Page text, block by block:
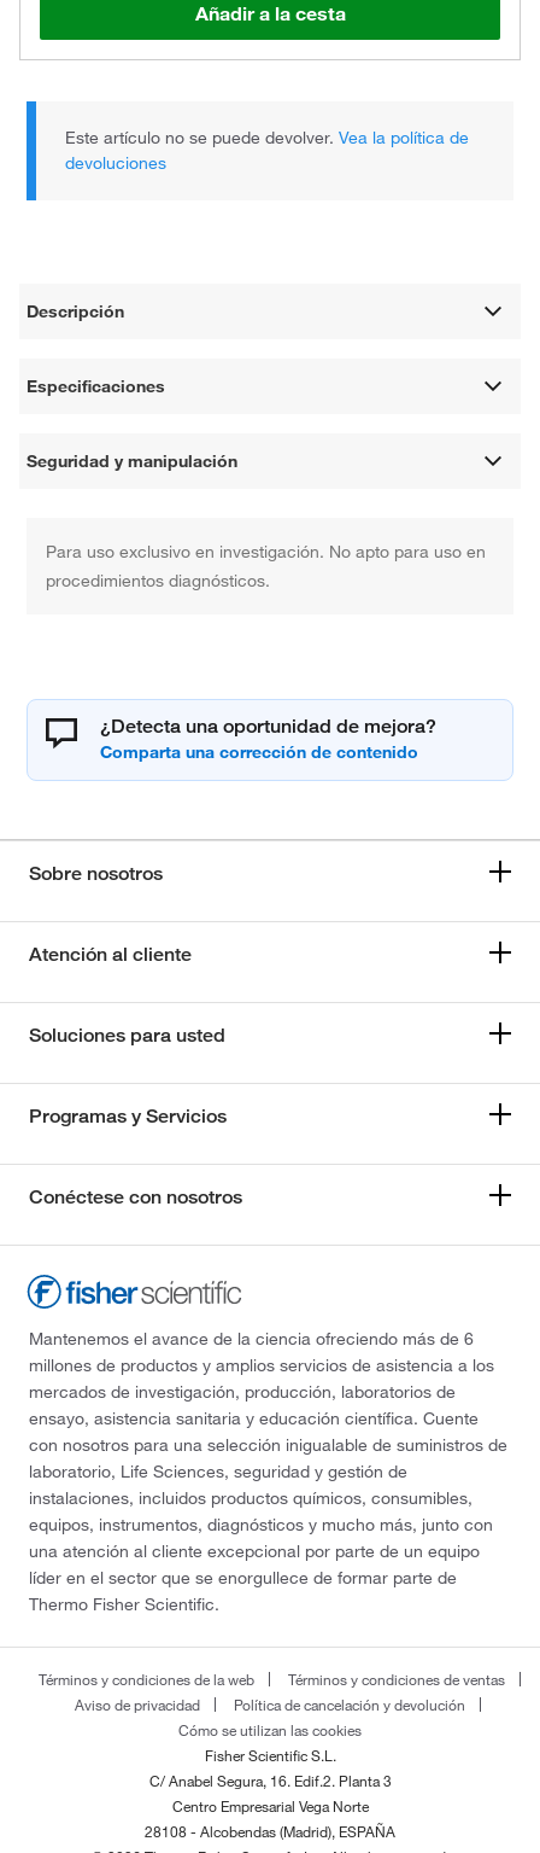
Añadir a la cesta
Este artículo no se puede devolver.Vea la política de
devoluciones
Descripción
Especificaciones
Seguridad y manipulación
Para uso exclusivo en investigación. No apto para uso en
procedimientos diagnósticos.
¿Detecta una oportunidad de mejora?
Sobre nosotros
Atención al cliente
Soluciones para usted
Programas y Servicios
Conéctese con nosotros
Mantenemos el avance de la ciencia ofreciendo más de 6
millones de productos y amplios servicios de asistencia a los
mercados de investigación, producción, laboratorios de
ensayo, asistencia sanitaria y educación científica. Cuente
con nosotros para una selección inigualable de suministros de
laboratorio, Life Sciences, seguridad y gestión de
instalaciones, incluidos productos químicos, consumibles,
equipos, instrumentos, diagnósticos y mucho más, junto con
una atención al cliente excepcional por parte de un equipo
líder en el sector que se enorgullece de formar parte de
Thermo Fisher Scientific.
Términos y condiciones de la web
Términos y condiciones de ventas
Aviso de privacidad
Política de cancelación y devolución
Cómo se utilizan las cookies
Fisher Scientific S.L.
C/ Anabel Segura, 16. Edif.2. Planta 3
Centro Empresarial Vega Norte
28108 - Alcobendas (Madrid), ESPAÑA